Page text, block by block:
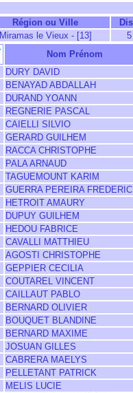
Région ou Ville
Miramas le Vieux - [13]
Nom Prénom
DURY DAVID
BENAYAD ABDALLAH
DURAND YOANN
REGNERIE PASCAL
CAIELLI SILVIO
GERARD GUILHEM
RACCA CHRISTOPHE
PALA ARNAUD
TAGUEMOUNT KARIM
GUERRA PEREIRA
HETROIT AMAURY
DUPUY GUILHEM
HEDOU FABRICE
CAVALLI MATTHIEU
AGOSTI CHRISTOPHE
GEPPIER CECILIA
COUTAREL VINCENT
CAILLAUT PABLO
BERNARD OLIVIER
BOUQUET BLANDINE
BERNARD MAXIME
JOSUAN GILLES
CABRERA MAELYS
PELLETANT PATRICK
MELIS LUCIE